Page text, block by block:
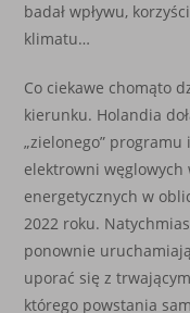
badał wpływu,
klimatu…
Co ciekawe chomąto
kierunku. Holandia
„zielonego”
elektrowni
energetycznych w
2022 roku.
ponownie
uporać się z
którego powstania